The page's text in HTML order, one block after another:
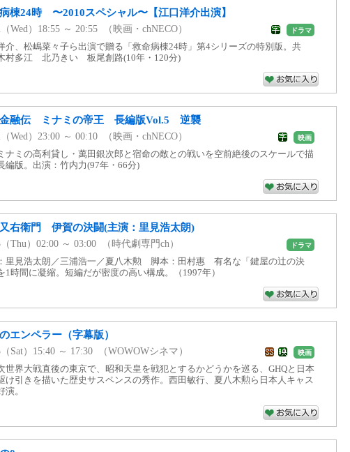
棟24時 〜2010スペシャル〜【江口洋介出演】
Wed）18:55 ～ 20:55 （映画・chNECO） ドラマ
介、松嶋菜々子ら出演で贈る「救命病棟24時」第4シリーズの特別版。共
村多江 北乃きい 板尾創路(10年・120分)
融伝 ミナミの帝王 長編版Vol.5 逆襲
Wed）23:00 ～ 00:10 （映画・chNECO） 映画
ナミの高利貸し・萬田銀次郎と宿命の敵との戦いを空前絶後のスケールで描
編版。出演：竹内力(97年・66分)
右衛門 伊賀の決闘(主演：里見浩太朗)
Thu）02:00 ～ 03:00 （時代劇専門ch） ドラマ
里見浩太朗／三浦浩一／夏八木勲 脚本：田村惠 有名な「鍵屋の辻の決
1時間に凝縮。短編だが密度の高い構成。（1997年）
エンペラー（字幕版）
Sat）15:40 ～ 17:30 （WOWOWシネマ） 映画
世界大戦直後の東京で、昭和天皇を戦犯とするかどうかを巡る、GHQと日本
け引きを描いた歴史サスペンスの秀作。西田敏行、夏八木勲ら日本人キャス
演。